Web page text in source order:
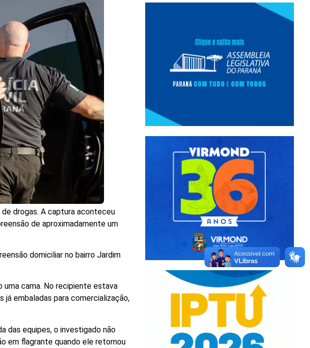
de drogas. A captura aconteceu
de aproximadamente um
domiciliar no bairro Jardim
uma cama. No recipiente estava
embaladas para comercialização,
das equipes, o investigado não
em flagrante quando ele retornou